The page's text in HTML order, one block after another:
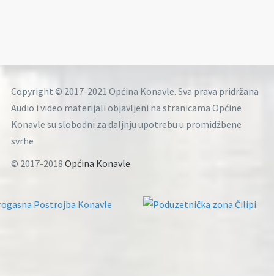
Copyright © 2017-2021 Općina Konavle. Sva prava pridržana
Audio i video materijali objavljeni na stranicama Općine
Konavle su slobodni za daljnju upotrebu u promidžbene
svrhe
© 2017-2018 Općina Konavle